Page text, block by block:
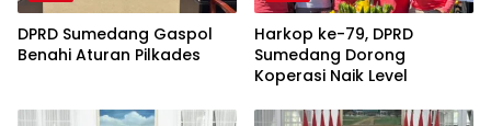
DPRD Sumedang Gaspol
Benahi Aturan Pilkades
Harkop ke-79, DPRD
Sumedang Dorong
Koperasi Naik Level